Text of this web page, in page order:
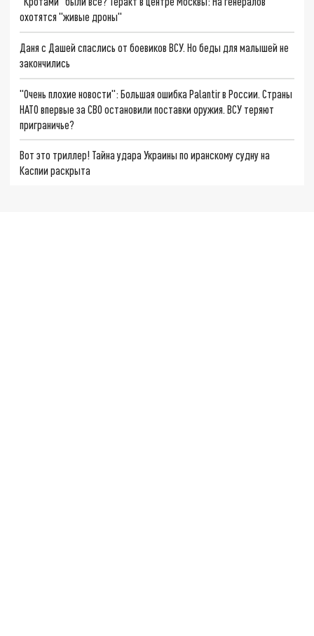
охотятся "живые дроны"
Даня с Дашей спаслись от боевиков ВСУ. Но беды для малышей не
закончились
"Очень плохие новости": Большая ошибка Palantir в России. Страны
НАТО впервые за СВО остановили поставки оружия. ВСУ теряют
приграничье?
Вот это триллер! Тайна удара Украины по иранскому судну на
Каспии раскрыта